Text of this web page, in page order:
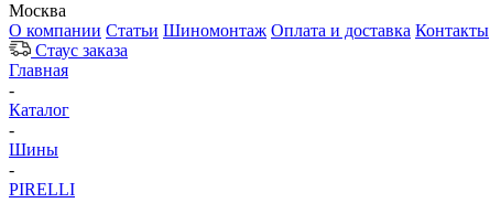
Москва
О компании Статьи Шиномонтаж Оплата и доставка Контакты
Стаус заказа
Главная
-
Каталог
-
Шины
-
PIRELLI